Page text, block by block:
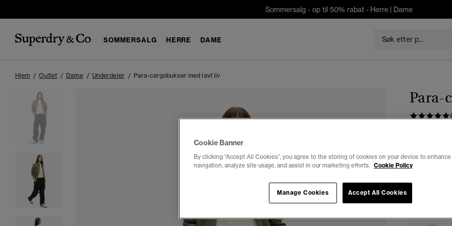
Sommersalg - op til 50% rabat - Herre | Dame
SOMMERSALG HERRE DAME
Hjem Outlet Dame Underdeler Para-cargobukser med lavt liv
Para-
Farge:
Cookie Banner
By clicking “Accept All Cookies”, you agree to the storing of cookies on your device to
navigation, analyze site usage, and assist in our marketing efforts. Cookie Policy
Accept All Cookies
Manage Cookies